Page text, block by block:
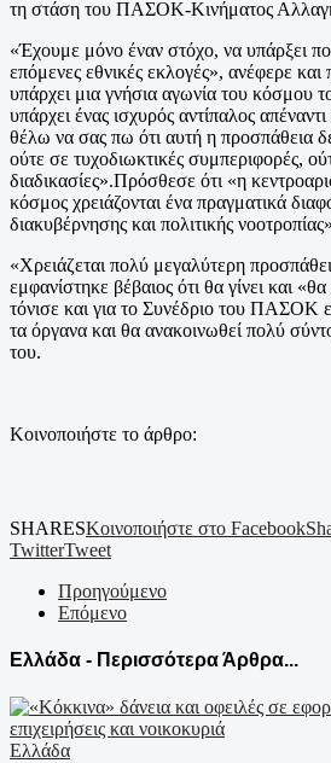
τη στάση του ΠΑΣΟΚ-Κινήματος
«Έχουμε μόνο έναν στόχο, να υπάρξει
επόμενες εθνικές εκλογές», ανέφερε
υπάρχει μια γνήσια αγωνία του κόσμου
υπάρχει ένας ισχυρός αντίπαλος
θέλω να σας πω ότι αυτή η προσπάθεια
ούτε σε τυχοδιωκτικές συμπεριφορές,
διαδικασίες».Πρόσθεσε ότι «η
κόσμος χρειάζονται ένα πραγματικά
διακυβέρνησης και πολιτικής
«Χρειάζεται πολύ μεγαλύτερη
εμφανίστηκε βέβαιος ότι θα γίνει και
τόνισε και για το Συνέδριο του ΠΑΣΟΚ
τα όργανα και θα ανακοινωθεί πολύ
του.
Κοινοποιήστε το άρθρο:
SHARESΚοινοποιήστε στο Facebook
TwitterTweet
Προηγούμενο
Επόμενο
Ελλάδα - Περισσότερα Άρθρα...
Ελλάδα